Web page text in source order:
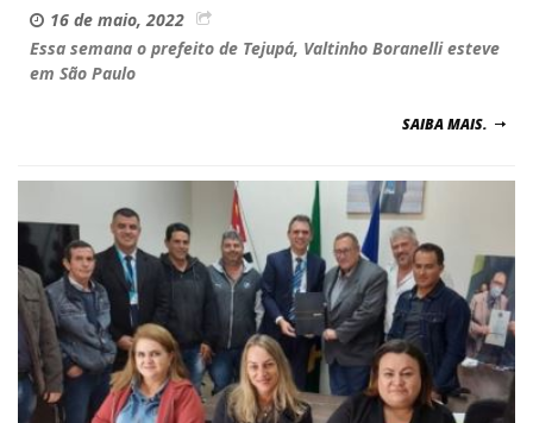
16 de maio, 2022
Essa semana o prefeito de Tejupá, Valtinho Boranelli esteve
em São Paulo
SAIBA MAIS.